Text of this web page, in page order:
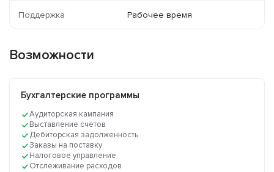
Поддержка Рабочее время
Возможности
Бухгалтерские программы
Аудиторская кампания
Выставление счетов
Дебиторская задолженность
Заказы на поставку
Налоговое управление
Отслеживание расходов